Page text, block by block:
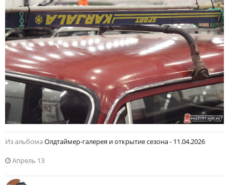
Из альбома Олдтаймер-галерея и открытие сезона - 11.04.2026
Апрель 13